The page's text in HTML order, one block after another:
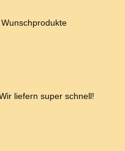
liefern super schnell!